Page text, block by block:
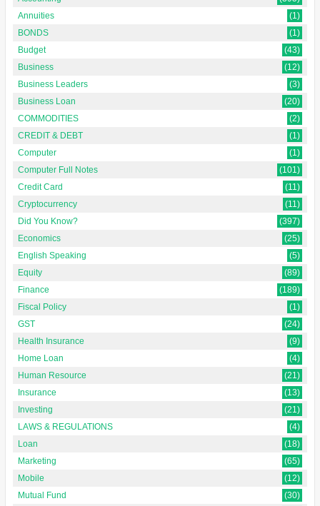
Annuities
(1)
BONDS
(1)
Budget
(43)
Business
(12)
Business Leaders
(3)
Business Loan
(20)
COMMODITIES
(2)
CREDIT & DEBT
(1)
Computer
(1)
Computer Full Notes
(101)
Credit Card
(11)
Cryptocurrency
(11)
Did You Know?
(397)
Economics
(25)
English Speaking
(5)
Equity
(89)
Finance
(189)
Fiscal Policy
(1)
GST
(24)
Health Insurance
(9)
Home Loan
(4)
Human Resource
(21)
Insurance
(13)
Investing
(21)
LAWS & REGULATIONS
(4)
Loan
(18)
Marketing
(65)
Mobile
(12)
Mutual Fund
(30)